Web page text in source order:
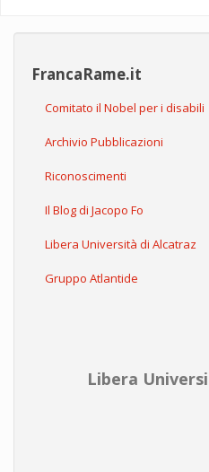
FrancaRame.it
Comitato il Nobel per i disabili
Archivio Pubblicazioni
Riconoscimenti
Il Blog di Jacopo Fo
Libera Università di Alcatraz
Gruppo Atlantide
Libera